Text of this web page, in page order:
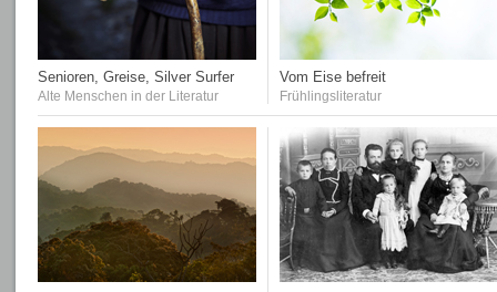
Senioren, Greise, Silver Surfer
Alte Menschen in der Literatur
Vom Eise befreit
Frühlingsliteratur